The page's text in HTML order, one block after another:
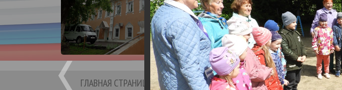
Бюджетное учреждение социального
Кинешемский
ГЛАВНАЯ СТРАНИЦА СТРУКТУРА УЧРЕЖДЕНИЯ